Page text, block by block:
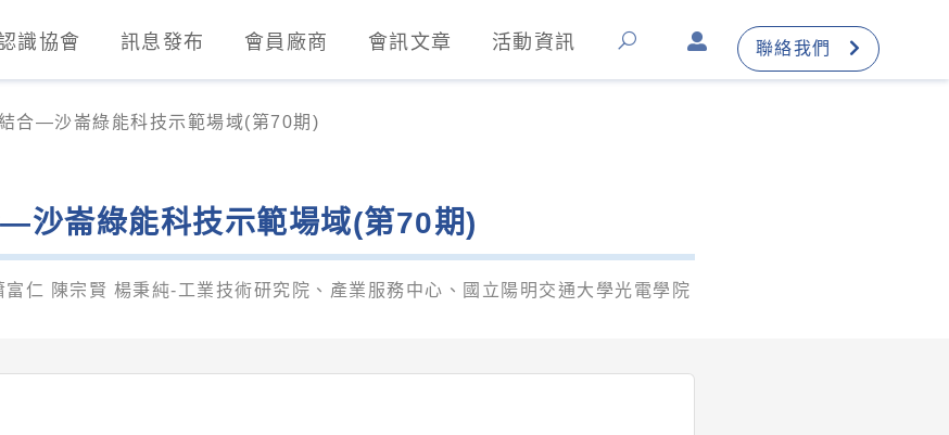
展協會)
識協會 訊息發布 會員廠商 會訊文章 活動資訊 聯絡我們
合—沙崙綠能科技示範場域(第70期)
沙崙綠能科技示範場域(第70期)
富仁 陳宗賢 楊秉純-工業技術研究院、產業服務中心、國立陽明交通大學光電學院